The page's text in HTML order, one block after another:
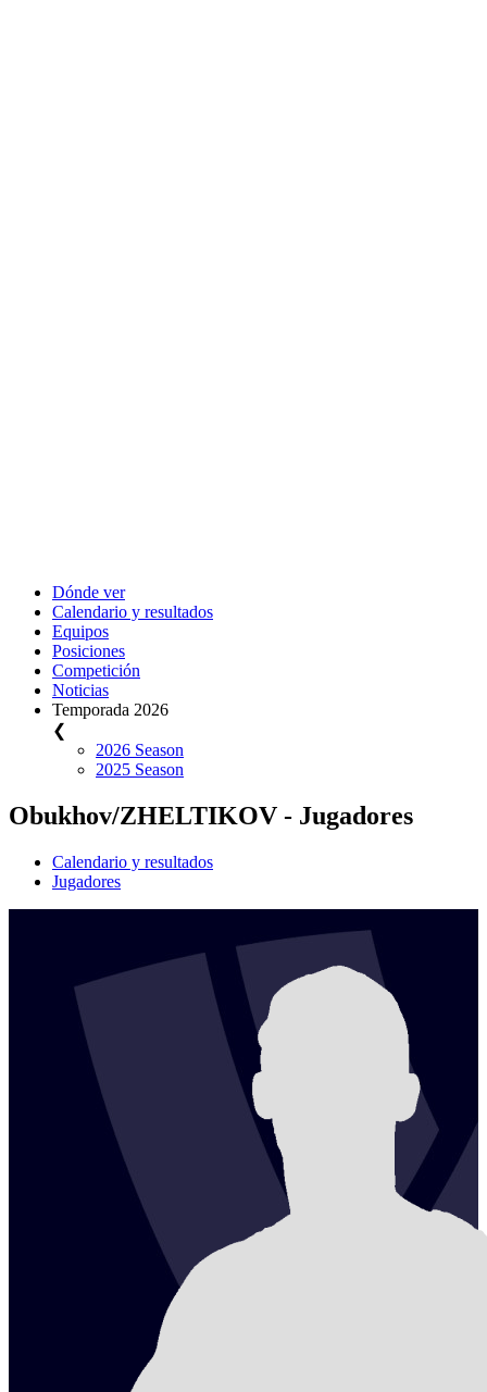
Dónde ver
Calendario y resultados
Equipos
Posiciones
Competición
Noticias
Temporada 2026
❮
2026 Season
2025 Season
Obukhov/ZHELTIKOV - Jugadores
Calendario y resultados
Jugadores